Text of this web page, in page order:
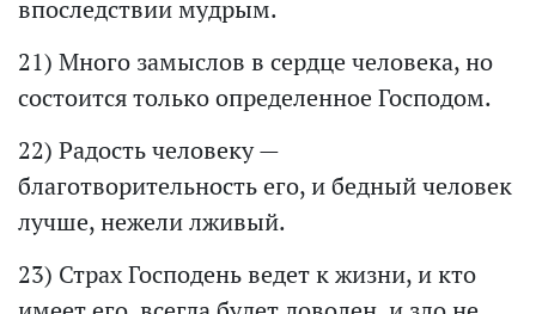
впоследствии мудрым.
21) Много замыслов в сердце человека, но
состоится только определенное Господом.
22) Радость человеку —
благотворительность его, и бедный человек
лучше, нежели лживый.
23) Страх Господень ведет к жизни, и кто